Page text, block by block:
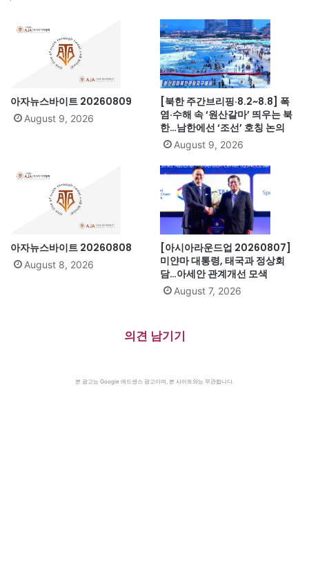
아자뉴스바이트 20260809
August 9, 2026
[북한 주간브리핑·8.2~8.8] 폭
염·수해 속 ‘원산갈마’ 띄우는 북
한…남한에선 ‘조선’ 호칭 논의
August 9, 2026
아자뉴스바이트 20260808
August 8, 2026
[아시아라운드업 20260807]
미얀마 대통령, 태국과 정상회
담…아세안 관계개선 모색
August 7, 2026
의견 남기기
본 광고는 Google 애드센스 광고이며, 본 사이트와는 무관합니다.